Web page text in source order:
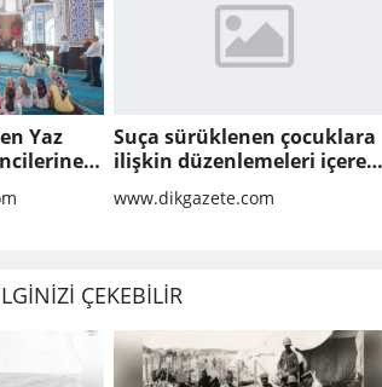
Yaz
Suça sürüklenen çocuklara
ilişkin düzenlemeleri içeren
kanun teklifi'nin ilk 2
maddesi kabul edildi
www.dikgazete.com
ÇEKEBİLİR